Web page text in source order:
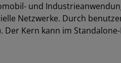
und
Netzwerke. Durch
Kern kann im